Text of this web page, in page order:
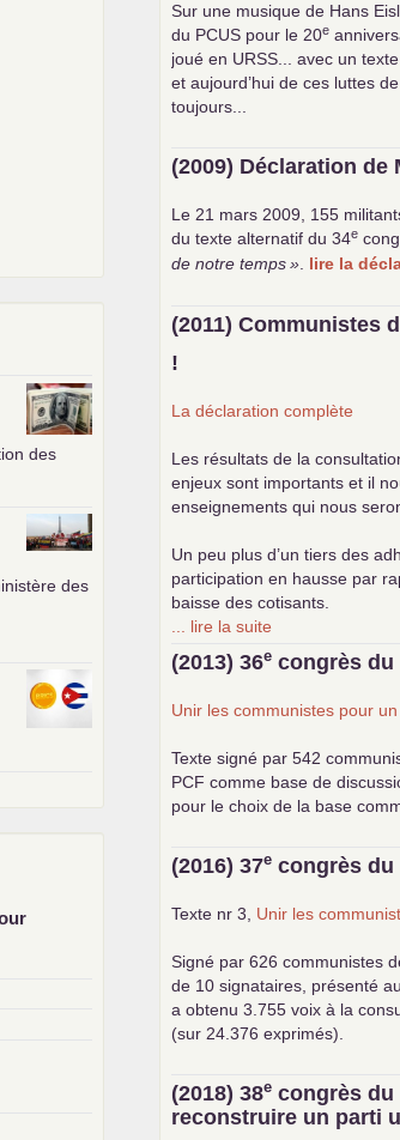
des
des
Sur une musique de Hans
du PCUS pour le 20e
joué en URSS ... avec un
et aujourd’hui de ces luttes
toujours...
(2009) Déclaration de
Le 21 mars 2009, 155
du texte alternatif du 34e
de notre temps » lire la
(2011) Communistes
!
La déclaration complète
Les résultats de la
enjeux sont importants et il
enseignements qui nous
Un peu plus d’un tiers des
participation en hausse par
baisse des cotisants.
... lire la suite
(2013) 36e congrès du
Unir les communistes pour
Texte signé par 542
PCF comme base de
pour le choix de la base
(2016) 37e congrès du
Texte nr 3, Unir les
Signé par 626 communistes
de 10 signataires, présenté
a obtenu 3.755 voix à la
(sur 24.376 exprimés).
(2018) 38e congrès du
reconstruire un parti